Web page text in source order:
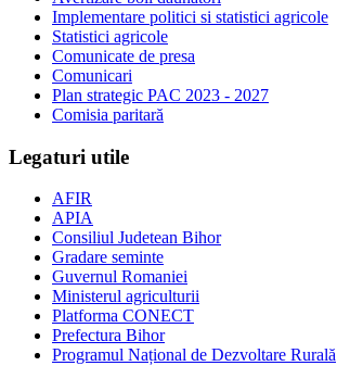
Implementare politici si statistici agricole
Statistici agricole
Comunicate de presa
Comunicari
Plan strategic PAC 2023 - 2027
Comisia paritară
Legaturi utile
AFIR
APIA
Consiliul Judetean Bihor
Gradare seminte
Guvernul Romaniei
Ministerul agriculturii
Platforma CONECT
Prefectura Bihor
Programul Național de Dezvoltare Rurală